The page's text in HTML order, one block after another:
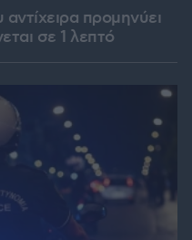
προμηνύει
σε 1 λεπτό